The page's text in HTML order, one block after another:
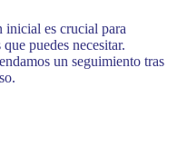
inicial es crucial para
puedes necesitar.
un seguimiento tras